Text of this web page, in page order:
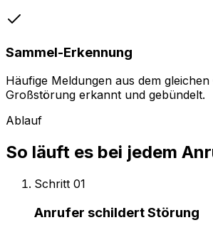
Sammel-Erkennung
Häufige Meldungen aus dem
Großstörung erkannt und gebündelt.
Ablauf
So läuft es bei jedem
Schritt 01
Anrufer schildert Störung